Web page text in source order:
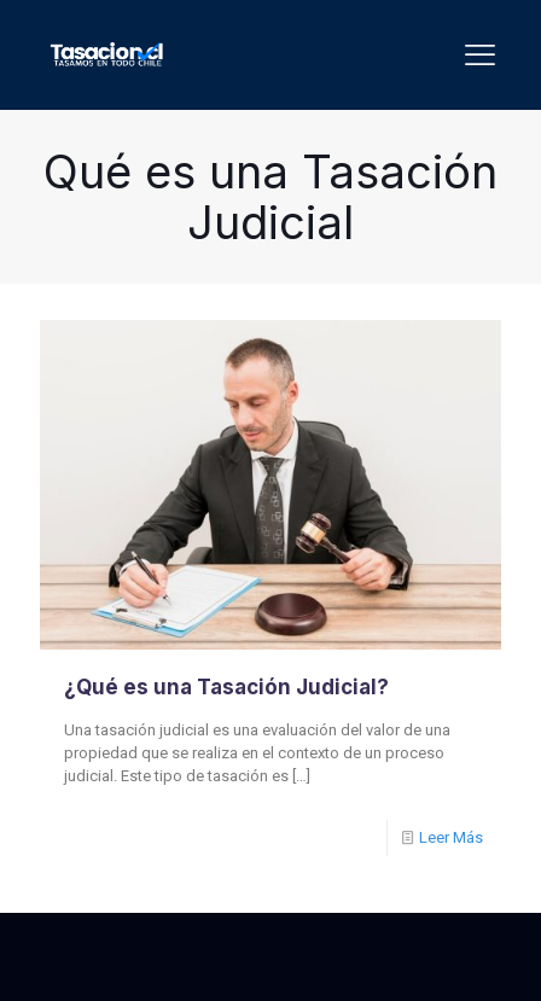
Qué es una Tasación
Judicial
¿Qué es una Tasación Judicial?
Una tasación judicial es una evaluación del valor de una
propiedad que se realiza en el contexto de un proceso
judicial. Este tipo de tasación es
Leer Más